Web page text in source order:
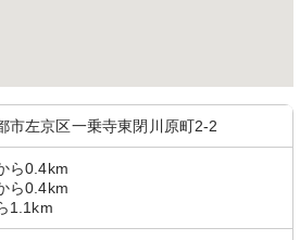
市左京区一乗寺東閉川原町2-2
ら0.4km
ら0.4km
1.1km